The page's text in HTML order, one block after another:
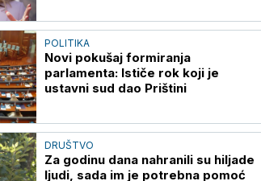
POLITIKA
Novi pokušaj formiranja
parlamenta: Ističe rok koji je
ustavni sud dao Prištini
DRUŠTVO
Za godinu dana nahranili su hiljade
ljudi, sada im je potrebna pomoć